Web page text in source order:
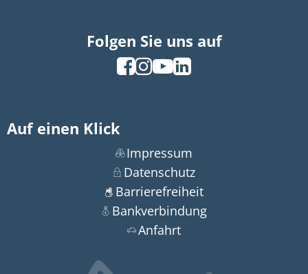
Folgen Sie uns auf
Auf einen Klick
Impressum
Datenschutz
Barrierefreiheit
Bankverbindung
Anfahrt